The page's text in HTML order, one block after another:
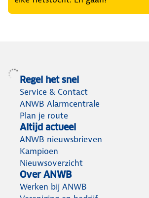
Regel het snel
Service & Contact
ANWB Alarmcentrale
Plan je route
Altijd actueel
ANWB nieuwsbrieven
Kampioen
Nieuwsoverzicht
Over ANWB
Werken bij ANWB